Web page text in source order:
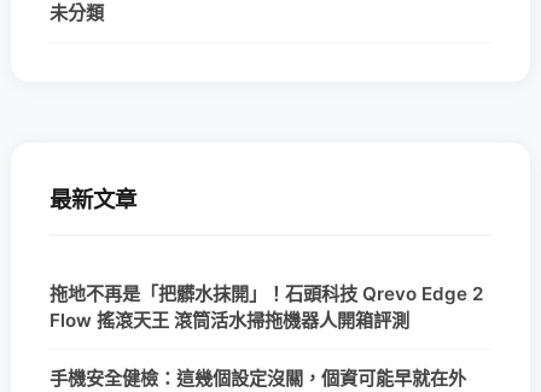
未分類
最新文章
拖地不再是「把髒水抹開」！石頭科技 Qrevo Edge 2
Flow 搖滾天王 滾筒活水掃拖機器人開箱評測
手機安全健檢：這幾個設定沒關，個資可能早就在外